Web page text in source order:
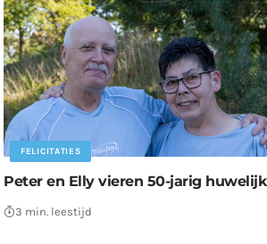
FELICITATIES
Peter en Elly vieren 50-jarig huwelijk
3 min. leestijd